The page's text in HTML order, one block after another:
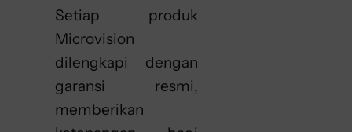
Setiap produk
Microvision
dilengkapi dengan
garansi resmi,
memberikan